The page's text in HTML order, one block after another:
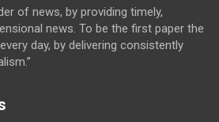
of news, by providing timely,
news. To be the first paper the
day, by delivering consistently